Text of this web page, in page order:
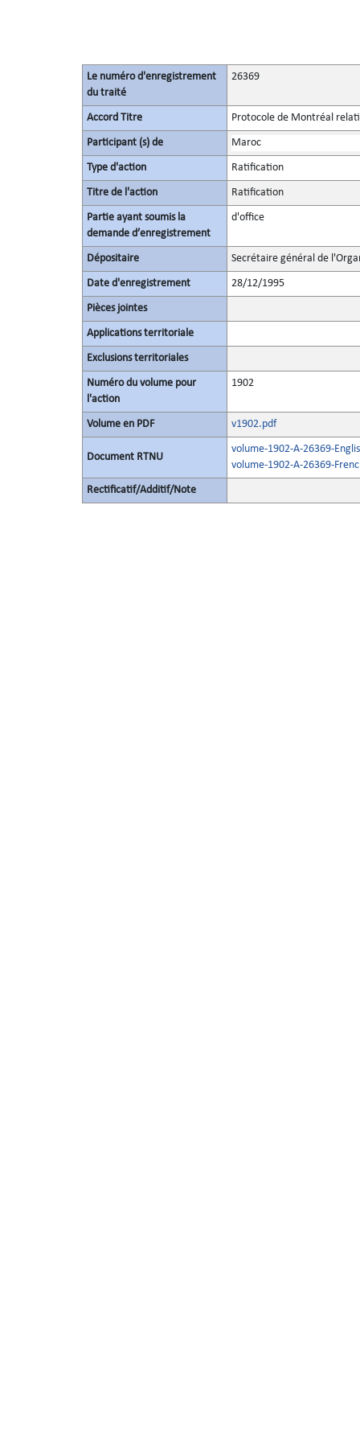
Le numéro d'enregistrement
du traité
26369
Accord Titre Protocole de Montréal
Participant (s) de Maroc
Type d'action Ratification
Titre de l'action Ratification
Partie ayant soumis la
demande d’enregistrement
d'office
Dépositaire Secrétaire général de
Date d'enregistrement 28/12/1995
Pièces jointes
Applications territoriale
Exclusions territoriales
Numéro du volume pour
l'action
1902
Volume en PDF v1902.pdf
Document RTNU
volume-1902-A-26369-
volume-1902-A-26369-
Rectificatif/Additif/Note